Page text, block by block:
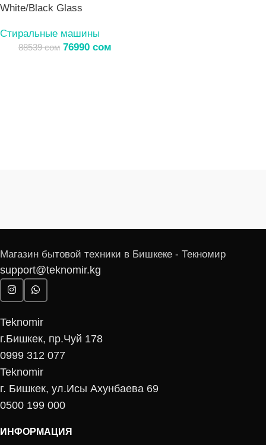
White/Black Glass
Стиральные машины
88539сом 76990 сом
Магазин бытовой техники в Бишкеке - Текномир
support@teknomir.kg
Teknomir
г.Бишкек, пр.Чуй 178
0999 312 077
Teknomir
г. Бишкек, ул.Исы Ахунбаева 69
0500 199 000
ИНФОРМАЦИЯ